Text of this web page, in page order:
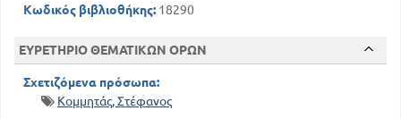
Κωδικός βιβλιοθήκης: 18290
ΕΥΡΕΤΗΡΙΟ ΘΕΜΑΤΙΚΩΝ ΟΡΩΝ
Σχετιζόμενα πρόσωπα:
Κομμητάς, Στέφανος